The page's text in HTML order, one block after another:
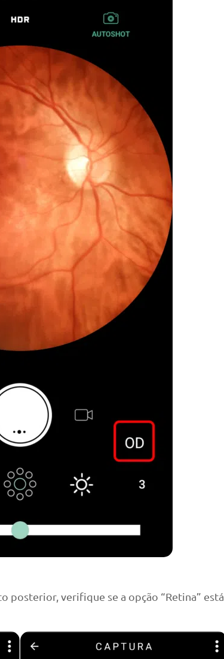
posterior, verifique se a opção “Retina” está